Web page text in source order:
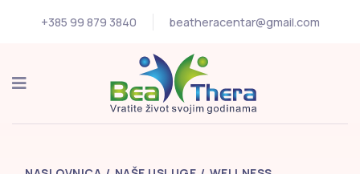
+385 99 879 3840 beatheracentar@gmail.com